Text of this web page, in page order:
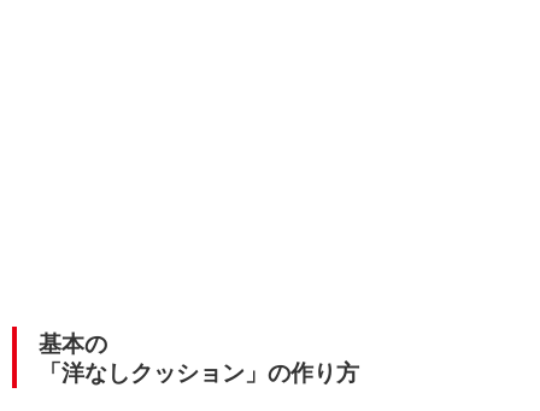
基本の
「洋なしクッション」の作り方